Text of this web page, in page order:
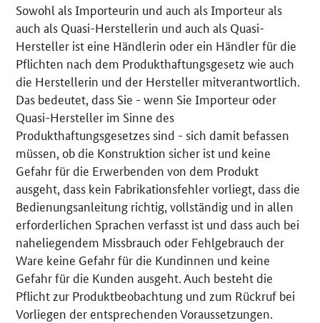
Sowohl als Importeurin und auch als Importeur als
auch als Quasi-Herstellerin und auch als Quasi-
Hersteller ist eine Händlerin oder ein Händler für die
Pflichten nach dem Produkthaftungsgesetz wie auch
die Herstellerin und der Hersteller mitverantwortlich.
Das bedeutet, dass Sie - wenn Sie Importeur oder
Quasi-Hersteller im Sinne des
Produkthaftungsgesetzes sind - sich damit befassen
müssen, ob die Konstruktion sicher ist und keine
Gefahr für die Erwerbenden von dem Produkt
ausgeht, dass kein Fabrikationsfehler vorliegt, dass die
Bedienungsanleitung richtig, vollständig und in allen
erforderlichen Sprachen verfasst ist und dass auch bei
naheliegendem Missbrauch oder Fehlgebrauch der
Ware keine Gefahr für die Kundinnen und keine
Gefahr für die Kunden ausgeht. Auch besteht die
Pflicht zur Produktbeobachtung und zum Rückruf bei
Vorliegen der entsprechenden Voraussetzungen.